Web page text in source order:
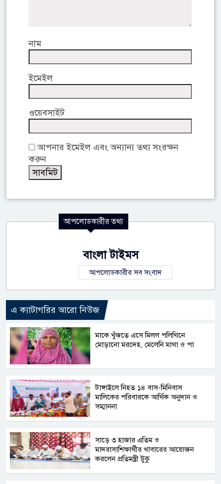
নাম
ইমেইল
ওয়েবসাইট
আপনার ইমেইল এবং অন্যান্য তথ্য সংরক্ষন
করুন
আপলোডকারীর তথ্য
বাংলা টাইমস
আপলোডকারীর সব সংবাদ
এ ক্যাটাগরির আরো নিউজ
মাকে খুঁজতে এসে মিলল পলিথিনে
মোড়ানো মরদেহ, মেলেনি মাথা ও পা
টাঙ্গাইলে নিহত ১৪ বাস-মিনিবাস
মালিকের পরিবারকে আর্থিক অনুদান ও
সম্মাননা
সাড়ে ৩ হাজার এতিম ও
মাদরাসাশিক্ষার্থীর খাবারের আয়োজন
করলেন প্রতিমন্ত্রী টুকু